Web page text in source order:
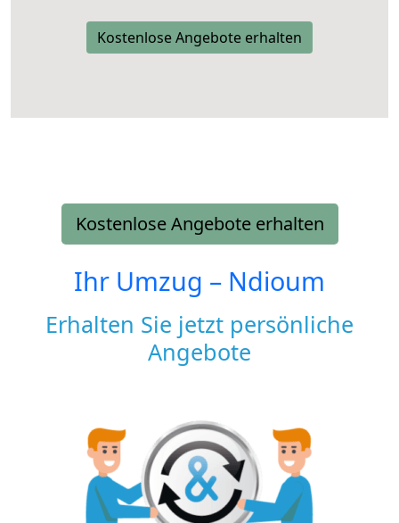
Kostenlose Angebote erhalten
Kostenlose Angebote erhalten
Ihr Umzug – Ndioum
Erhalten Sie jetzt persönliche
Angebote